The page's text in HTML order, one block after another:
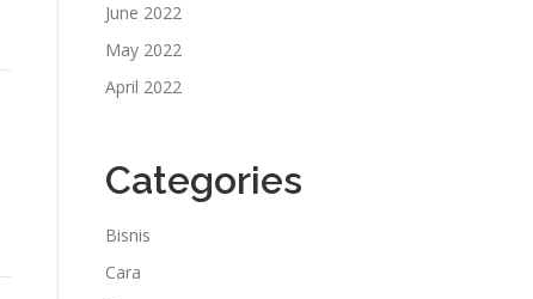
June 2022
May 2022
April 2022
Categories
Bisnis
Cara